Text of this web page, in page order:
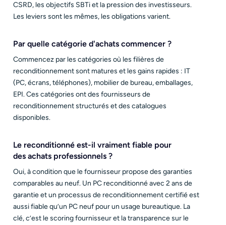
CSRD, les objectifs SBTi et la pression des investisseurs.
Les leviers sont les mêmes, les obligations varient.
Par quelle catégorie d'achats commencer ?
Commencez par les catégories où les filières de
reconditionnement sont matures et les gains rapides : IT
(PC, écrans, téléphones), mobilier de bureau, emballages,
EPI. Ces catégories ont des fournisseurs de
reconditionnement structurés et des catalogues
disponibles.
Le reconditionné est-il vraiment fiable pour
des achats professionnels ?
Oui, à condition que le fournisseur propose des garanties
comparables au neuf. Un PC reconditionné avec 2 ans de
garantie et un processus de reconditionnement certifié est
aussi fiable qu’un PC neuf pour un usage bureautique. La
clé, c’est le scoring fournisseur et la transparence sur le